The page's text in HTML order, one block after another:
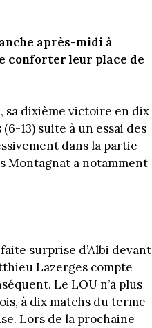
après-midi à
conforter leur place de
sa dixième victoire en dix
13) suite à un essai des
dans la partie
Montagnat a notamment
surprise d’Albi devant
Lazerges compte
Le LOU n’a plus
à dix matchs du terme
Lors de la prochaine